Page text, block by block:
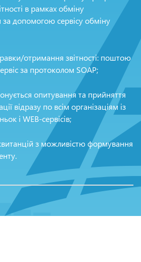
в рамках обміну
допомогою сервісу обміну
отримання звітності: поштою
за протоколом SOAP;
опитування та прийняття
відразу по всім організаціям із
і WEB-сервісів;
з можливістю формування